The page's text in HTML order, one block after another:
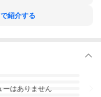
紹介する
ーはありません